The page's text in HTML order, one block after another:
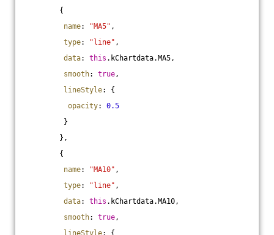
{
name: "MA5" ,
type: "line" ,
data: this .kChartdata.MA5,
smooth: true,
lineStyle: {
opacity: 0.5
}
},
{
name: "MA10" ,
type: "line" ,
data: this .kChartdata.MA10,
smooth: true,
lineStyle: {